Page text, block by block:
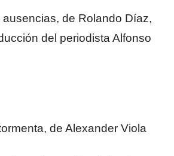
de Rolando Díaz,
del periodista Alfonso
de Alexander Viola